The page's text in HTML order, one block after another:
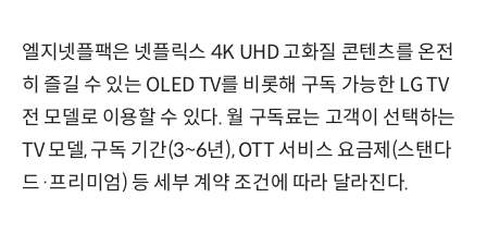
엘지넷플팩은 넷플릭스 4K UHD 고화질 콘텐츠를 온전
히 즐길 수 있는 OLED TV를 비롯해 구독 가능한 LG TV
전 모델로 이용할 수 있다. 월 구독료는 고객이 선택하는
TV 모델, 구독 기간(3~6년), OTT 서비스 요금제(스탠다
드·프리미엄) 등 세부 계약 조건에 따라 달라진다.